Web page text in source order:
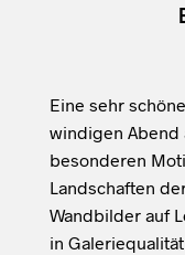
Eine sehr
windigen Abend
besonderen
Landschaften
Wandbilder auf
in Galeriequalität